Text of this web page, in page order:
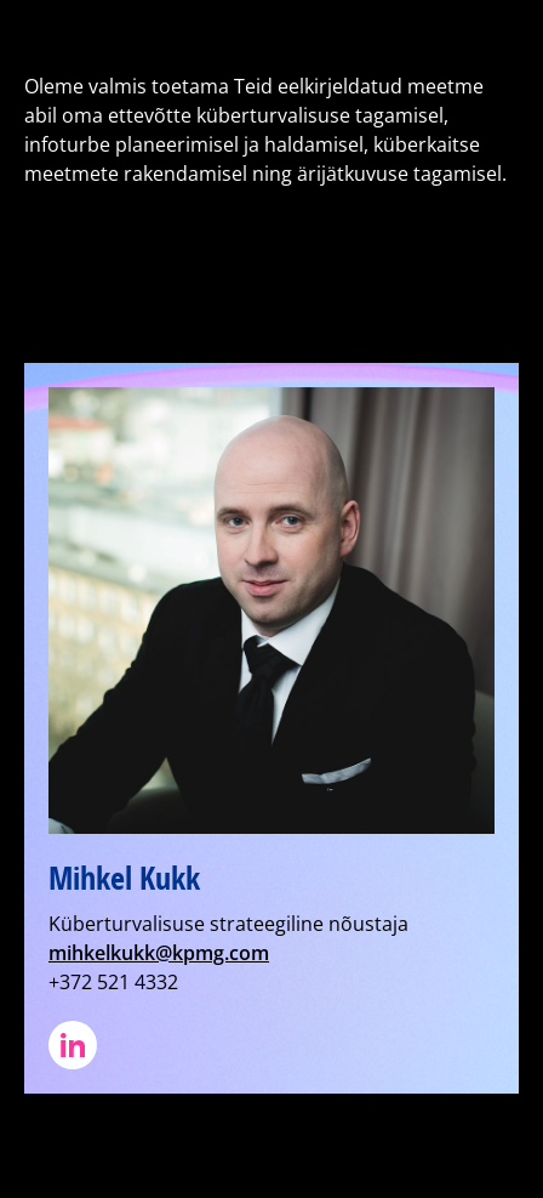
Oleme valmis toetama Teid eelkirjeldatud meetme
abil oma ettevõtte küberturvalisuse tagamisel,
infoturbe planeerimisel ja haldamisel, küberkaitse
meetmete rakendamisel ning ärijätkuvuse tagamisel.
Mihkel Kukk
Küberturvalisuse strateegiline nõustaja
mihkelkukk@kpmg.com
+372 521 4332